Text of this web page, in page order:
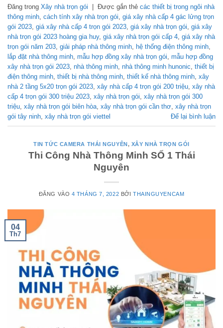
Đăng trong Xây nhà trọn gói Được gắn thẻ các thiết bị trong ngôi nhà
thông minh, cách tính xây nhà trọn gói, giá xây nhà cấp 4 gác lửng trọn
gói 2023, giá xây nhà cấp 4 trọn gói 2023, giá xây nhà trọn gói, giá xây
nhà trọn gói 2023 hoàng gia huy, giá xây nhà trọn gói cấp 4, giá xây nhà
trọn gói năm 203, giải pháp nhà thông minh, hệ thống điện thông minh,
lắp đặt nhà thông minh, mẫu hợp đồng xây nhà trọn gói, mẫu hợp đồng
xây nhà trọn gói 2023, nhà thông minh, nhà thông minh hunonic, thiết bị
điện thông minh, thiết bị nhà thông minh, thiết kế nhà thông minh, xây
nhà 2 tầng 5x20 trọn gói 2023, xây nhà cấp 4 trọn gói 200 triệu, xây nhà
cấp 4 trọn gói 300 triệu 2023, xây nhà trọn gói, xây nhà trọn gói 300
triệu, xây nhà trọn gói biên hòa, xây nhà trọn gói cần thơ, xây nhà trọn
gói tây ninh, xây nhà trọn gói viettel Để lại bình luận
TIN TỨC CAMERA THÁI NGUYÊN, XÂY NHÀ TRỌN GÓI
Thi Công Nhà Thông Minh SỐ 1 Thái
Nguyên
ĐĂNG VÀO 4 THÁNG 7, 2022 BỞI THAINGUYENCAM
04
Th7